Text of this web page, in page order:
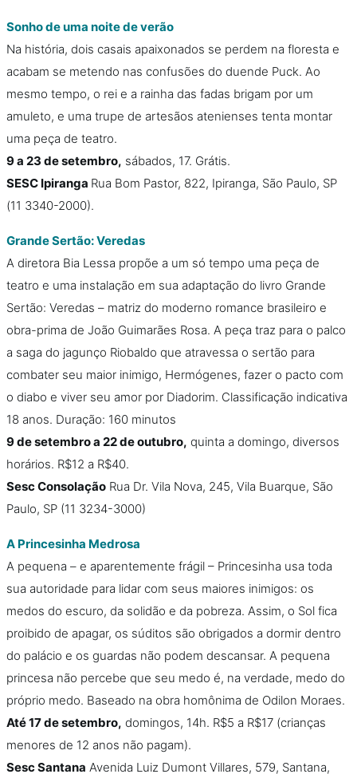
Sonho de uma noite de verão
Na história, dois casais apaixonados se perdem na floresta e
acabam se metendo nas confusões do duende Puck. Ao
mesmo tempo, o rei e a rainha das fadas brigam por um
amuleto, e uma trupe de artesãos atenienses tenta montar
uma peça de teatro.
9 a 23 de setembro, sábados, 17. Grátis.
SESC Ipiranga Rua Bom Pastor, 822, Ipiranga, São Paulo, SP
(11 3340-2000).
Grande Sertão: Veredas
A diretora Bia Lessa propõe a um só tempo uma peça de
teatro e uma instalação em sua adaptação do livro Grande
Sertão: Veredas – matriz do moderno romance brasileiro e
obra-prima de João Guimarães Rosa. A peça traz para o palco
a saga do jagunço Riobaldo que atravessa o sertão para
combater seu maior inimigo, Hermógenes, fazer o pacto com
o diabo e viver seu amor por Diadorim. Classificação indicativa
18 anos. Duração: 160 minutos
9 de setembro a 22 de outubro, quinta a domingo, diversos
horários. R$12 a R$40.
Sesc Consolação Rua Dr. Vila Nova, 245, Vila Buarque, São
Paulo, SP (11 3234-3000)
A Princesinha Medrosa
A pequena – e aparentemente frágil – Princesinha usa toda
sua autoridade para lidar com seus maiores inimigos: os
medos do escuro, da solidão e da pobreza. Assim, o Sol fica
proibido de apagar, os súditos são obrigados a dormir dentro
do palácio e os guardas não podem descansar. A pequena
princesa não percebe que seu medo é, na verdade, medo do
próprio medo. Baseado na obra homônima de Odilon Moraes.
Até 17 de setembro, domingos, 14h. R$5 a R$17 (crianças
menores de 12 anos não pagam).
Sesc Santana Avenida Luiz Dumont Villares, 579, Santana,